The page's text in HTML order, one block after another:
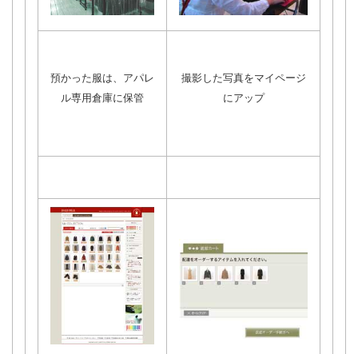
預かった服は、アパレ
ル専用倉庫に保管
撮影した写真をマイページ
にアップ